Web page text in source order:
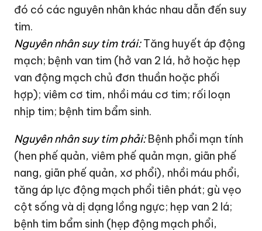
đó có các nguyên nhân khác nhau dẫn đến suy
tim.
Nguyên nhân suy tim trái:Tăng huyết áp động
mạch; bệnh van tim (hở van 2 lá, hở hoặc hẹp
van động mạch chủ đơn thuần hoặc phối
hợp); viêm cơ tim, nhồi máu cơ tim; rối loạn
nhịp tim; bệnh tim bẩm sinh.
Nguyên nhân suy tim phải:Bệnh phổi mạn tính
(hen phế quản, viêm phế quản mạn, giãn phế
nang, giãn phế quản, xơ phổi), nhồi máu phổi,
tăng áp lực động mạch phổi tiên phát; gù vẹo
cột sống và dị dạng lồng ngực; hẹp van 2 lá;
bệnh tim bẩm sinh (hẹp động mạch phổi,